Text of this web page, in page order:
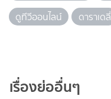
ดูทีวีออนไลน์
ดาราเดลี่
เรื่องย่ออื่นๆ